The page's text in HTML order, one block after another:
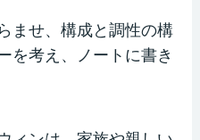
ませ、構成と調性の構
を考え、ノートに書き